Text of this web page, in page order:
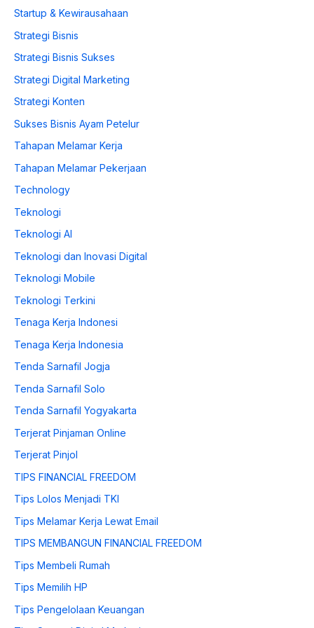
Startup & Kewirausahaan
Strategi Bisnis
Strategi Bisnis Sukses
Strategi Digital Marketing
Strategi Konten
Sukses Bisnis Ayam Petelur
Tahapan Melamar Kerja
Tahapan Melamar Pekerjaan
Technology
Teknologi
Teknologi AI
Teknologi dan Inovasi Digital
Teknologi Mobile
Teknologi Terkini
Tenaga Kerja Indonesi
Tenaga Kerja Indonesia
Tenda Sarnafil Jogja
Tenda Sarnafil Solo
Tenda Sarnafil Yogyakarta
Terjerat Pinjaman Online
Terjerat Pinjol
TIPS FINANCIAL FREEDOM
Tips Lolos Menjadi TKI
Tips Melamar Kerja Lewat Email
TIPS MEMBANGUN FINANCIAL FREEDOM
Tips Membeli Rumah
Tips Memilih HP
Tips Pengelolaan Keuangan